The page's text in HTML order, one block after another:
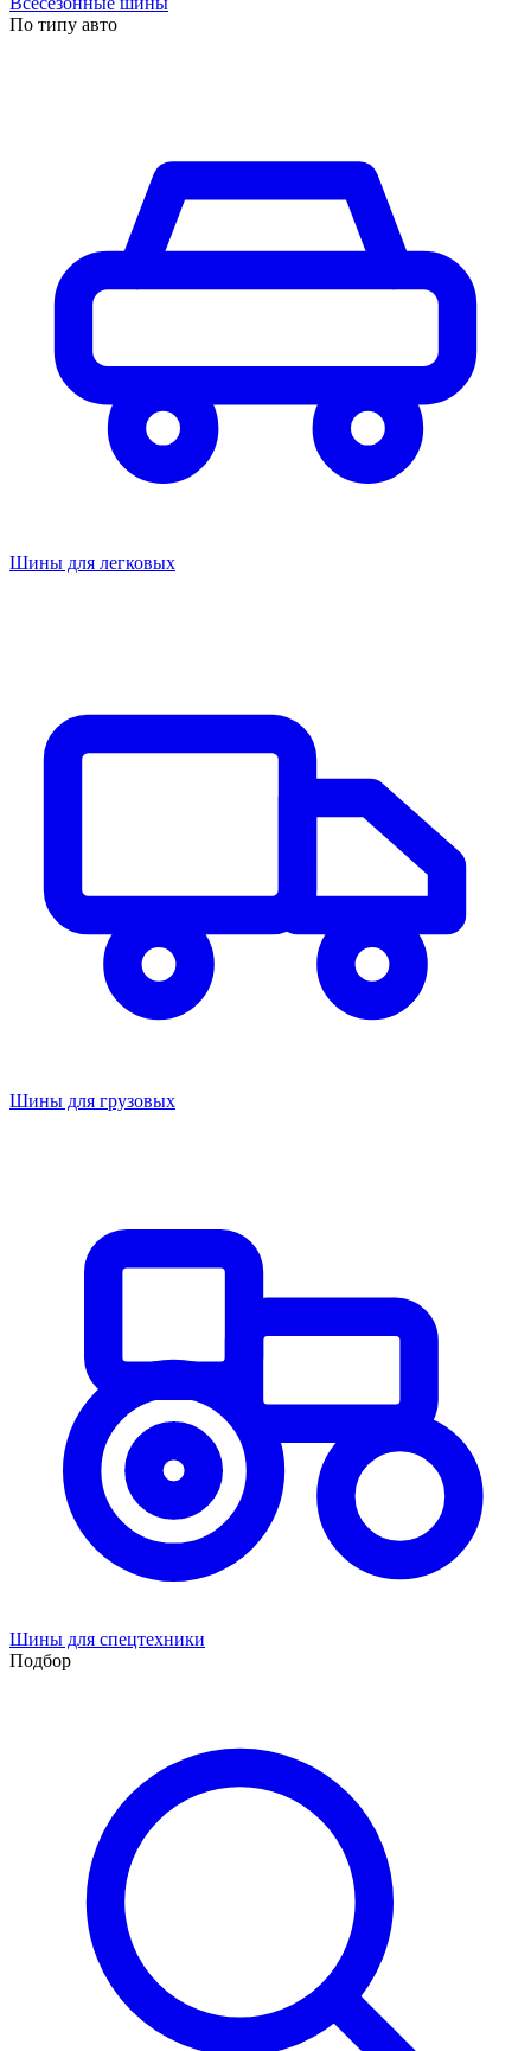
По типу авто
Шины для легковых
Шины для грузовых
Шины для спецтехники
Подбор